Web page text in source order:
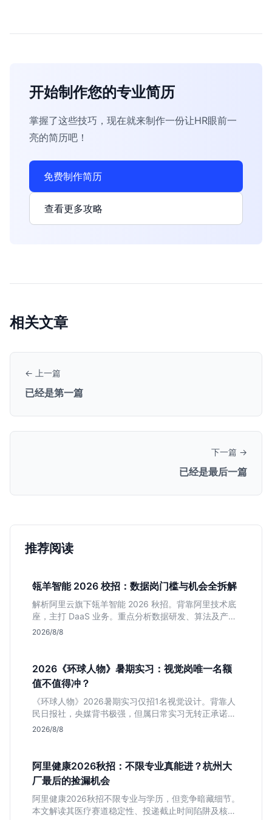
开始制作您的专业简历
掌握了这些技巧，现在就来制作一份让HR眼前一
亮的简历吧！
免费制作简历
查看更多攻略
相关文章
← 上一篇
已经是第一篇
下一篇 →
已经是最后一篇
推荐阅读
瓴羊智能 2026 校招：数据岗门槛与机会全拆解
解析阿里云旗下瓴羊智能 2026 秋招。背靠阿里技术底
座，主打 DaaS 业务。重点分析数据研发、算法及产品
岗的硬性要求，评估 B 端数据路线的成长曲线与抗压挑
2026/8/8
2026《环球人物》暑期实习：视觉岗唯一名额
值不值得冲？
《环球人物》2026暑期实习仅招1名视觉设计。背靠人
民日报社，央媒背书极强，但属日常实习无转正承诺。
适合追求高含金量简历、能接受严谨流程的设计生，想
2026/8/8
阿里健康2026秋招：不限专业真能进？杭州大
厂最后的捡漏机会
阿里健康2026秋招不限专业与学历，但竞争暗藏细节。
本文解读其医疗赛道稳定性、投递截止时间陷阱及核心